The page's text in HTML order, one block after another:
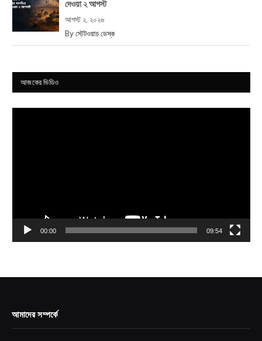
দেওয়া ২ আগস্ট
আগস্ট ২, ২০২৬
By স্টেটওয়াচ ডেস্ক
আজকের ভিডিও
00:00 09:54
আমাদের সম্পর্কে